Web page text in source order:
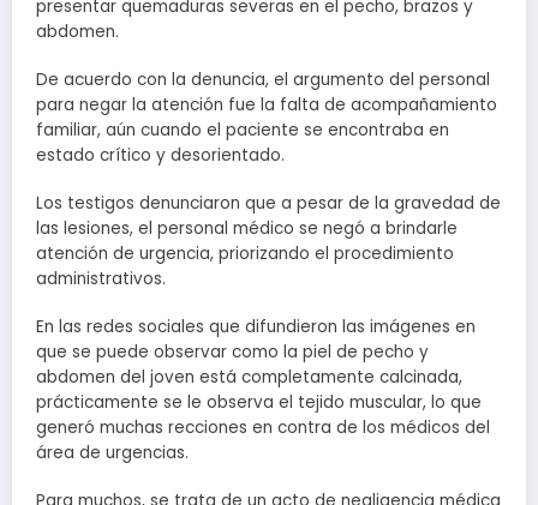
presentar quemaduras severas en el pecho, brazos y
abdomen.
De acuerdo con la denuncia, el argumento del personal
para negar la atención fue la falta de acompañamiento
familiar, aún cuando el paciente se encontraba en
estado crítico y desorientado.
Los testigos denunciaron que a pesar de la gravedad de
las lesiones, el personal médico se negó a brindarle
atención de urgencia, priorizando el procedimiento
administrativos.
En las redes sociales que difundieron las imágenes en
que se puede observar como la piel de pecho y
abdomen del joven está completamente calcinada,
prácticamente se le observa el tejido muscular, lo que
generó muchas recciones en contra de los médicos del
área de urgencias.